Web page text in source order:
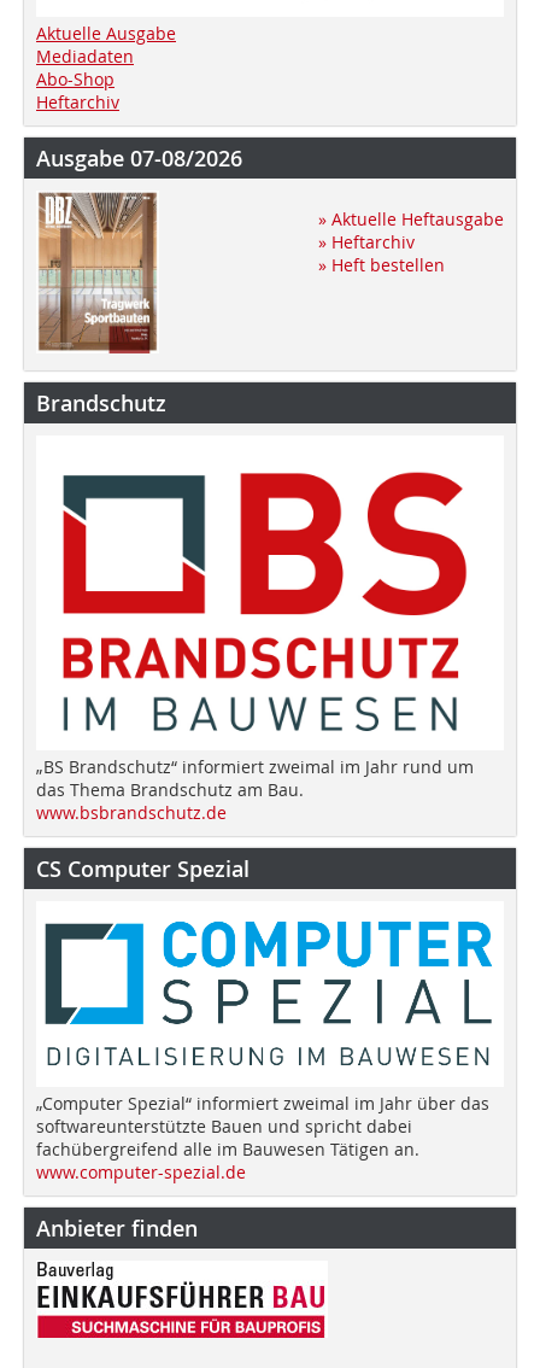
Aktuelle Ausgabe
Mediadaten
Abo-Shop
Heftarchiv
Ausgabe 07-08/2026
» Aktuelle Heftausgabe
» Heftarchiv
» Heft bestellen
Brandschutz
„BS Brandschutz“ informiert zweimal im Jahr rund um
das Thema Brandschutz am Bau.
www.bsbrandschutz.de
CS Computer Spezial
„Computer Spezial“ informiert zweimal im Jahr über das
softwareunterstützte Bauen und spricht dabei
fachübergreifend alle im Bauwesen Tätigen an.
www.computer-spezial.de
Anbieter finden